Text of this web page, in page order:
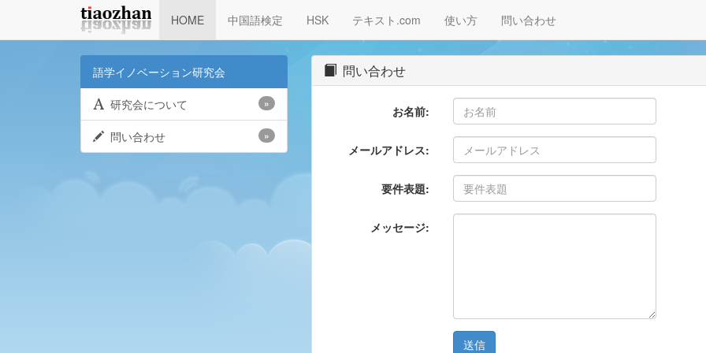
HOME 中国語検定 HSK テキスト.com 使い方 問い合わせ
語学イノベーション研究会
研究会について »
問い合わせ »
問い合わせ
お名前:
メールアドレス:
要件表題:
メッセージ: